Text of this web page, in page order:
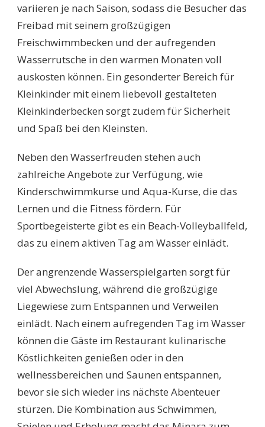
variieren je nach Saison, sodass die Besucher das
Freibad mit seinem großzügigen
Freischwimmbecken und der aufregenden
Wasserrutsche in den warmen Monaten voll
auskosten können. Ein gesonderter Bereich für
Kleinkinder mit einem liebevoll gestalteten
Kleinkinderbecken sorgt zudem für Sicherheit
und Spaß bei den Kleinsten.
Neben den Wasserfreuden stehen auch
zahlreiche Angebote zur Verfügung, wie
Kinderschwimmkurse und Aqua-Kurse, die das
Lernen und die Fitness fördern. Für
Sportbegeisterte gibt es ein Beach-Volleyballfeld,
das zu einem aktiven Tag am Wasser einlädt.
Der angrenzende Wasserspielgarten sorgt für
viel Abwechslung, während die großzügige
Liegewiese zum Entspannen und Verweilen
einlädt. Nach einem aufregenden Tag im Wasser
können die Gäste im Restaurant kulinarische
Köstlichkeiten genießen oder in den
wellnessbereichen und Saunen entspannen,
bevor sie sich wieder ins nächste Abenteuer
stürzen. Die Kombination aus Schwimmen,